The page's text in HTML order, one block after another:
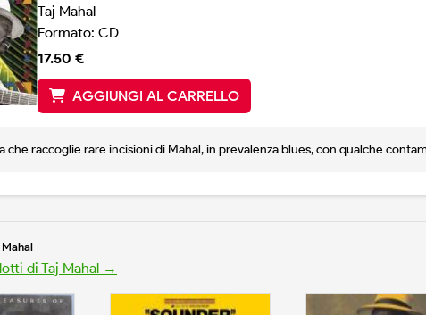
Taj Mahal
Formato: CD
17.50 €
AGGIUNGI AL CARRELLO
che raccoglie rare incisioni di Mahal, in prevalenza blues, con qualche
di Taj Mahal →